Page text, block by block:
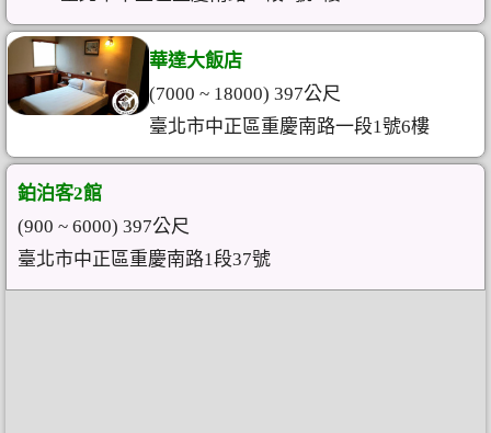
華達大飯店
(7000 ~ 18000) 397公尺
臺北市中正區重慶南路一段1號6樓
鉑泊客2館
(900 ~ 6000) 397公尺
臺北市中正區重慶南路1段37號